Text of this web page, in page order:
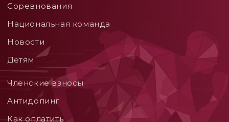
Соревнования
Национальная команда
Новости
Детям
Членские взносы
Aнтидопинг
Как оплатить